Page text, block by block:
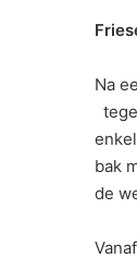
Na
bak
de